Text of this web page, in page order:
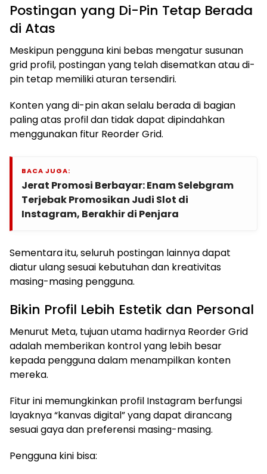
Postingan yang Di-Pin Tetap Berada
di Atas
Meskipun pengguna kini bebas mengatur susunan
grid profil, postingan yang telah disematkan atau di-
pin tetap memiliki aturan tersendiri.
Konten yang di-pin akan selalu berada di bagian
paling atas profil dan tidak dapat dipindahkan
menggunakan fitur Reorder Grid.
BACA JUGA:
Jerat Promosi Berbayar: Enam Selebgram
Terjebak Promosikan Judi Slot di
Instagram, Berakhir di Penjara
Sementara itu, seluruh postingan lainnya dapat
diatur ulang sesuai kebutuhan dan kreativitas
masing-masing pengguna.
Bikin Profil Lebih Estetik dan Personal
Menurut Meta, tujuan utama hadirnya Reorder Grid
adalah memberikan kontrol yang lebih besar
kepada pengguna dalam menampilkan konten
mereka.
Fitur ini memungkinkan profil Instagram berfungsi
layaknya “kanvas digital” yang dapat dirancang
sesuai gaya dan preferensi masing-masing.
Pengguna kini bisa: